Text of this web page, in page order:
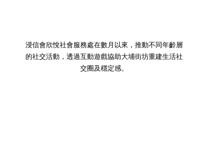
浸信會欣悅社會服務處在數月以來，推動不同年齡層
的社交活動，透過互動遊戲協助大埔街坊重建生活社
交圈及穩定感。